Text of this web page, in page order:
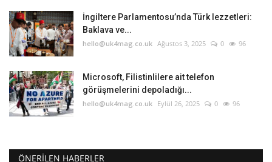
İngiltere Parlamentosu’nda Türk lezzetleri:
Baklava ve...
hello@uk4mag.co.uk Ağustos 3, 2025 0 96
Microsoft, Filistinlilere ait telefon
görüşmelerini depoladığı...
hello@uk4mag.co.uk Eylül 26, 2025 0 96
ÖNERILEN HABERLER